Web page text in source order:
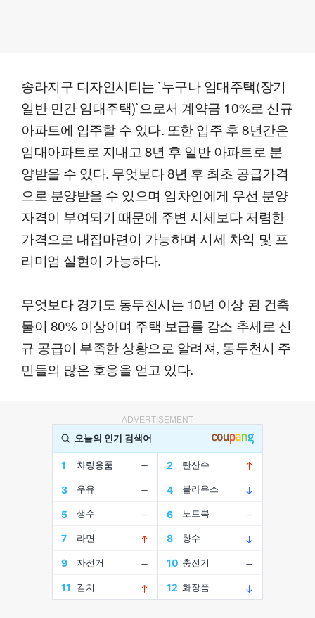
송라지구 디자인시티는 `누구나 임대주택(장기
일반 민간 임대주택)`으로서 계약금 10%로 신규
아파트에 입주할 수 있다. 또한 입주 후 8년간은
임대아파트로 지내고 8년 후 일반 아파트로 분
양받을 수 있다. 무엇보다 8년 후 최초 공급가격
으로 분양받을 수 있으며 임차인에게 우선 분양
자격이 부여되기 때문에 주변 시세보다 저렴한
가격으로 내집마련이 가능하며 시세 차익 및 프
리미엄 실현이 가능하다.
무엇보다 경기도 동두천시는 10년 이상 된 건축
물이 80% 이상이며 주택 보급률 감소 추세로 신
규 공급이 부족한 상황으로 알려져, 동두천시 주
민들의 많은 호응을 얻고 있다.
ADVERTISEMENT